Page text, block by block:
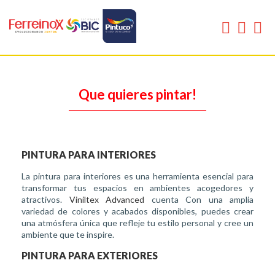
Que quieres pintar!
PINTURA PARA INTERIORES
La pintura para interiores es una herramienta esencial para
transformar tus espacios en ambientes acogedores y
atractivos. Viniltex Advanced cuenta Con una amplia
variedad de colores y acabados disponibles, puedes crear
una atmósfera única que refleje tu estilo personal y cree un
ambiente que te inspire.
PINTURA PARA EXTERIORES